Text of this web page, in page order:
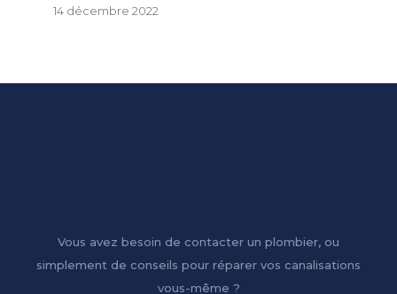
14 décembre 2022
Vous avez besoin de contacter un plombier, ou
simplement de conseils pour réparer vos canalisations
vous-même ?